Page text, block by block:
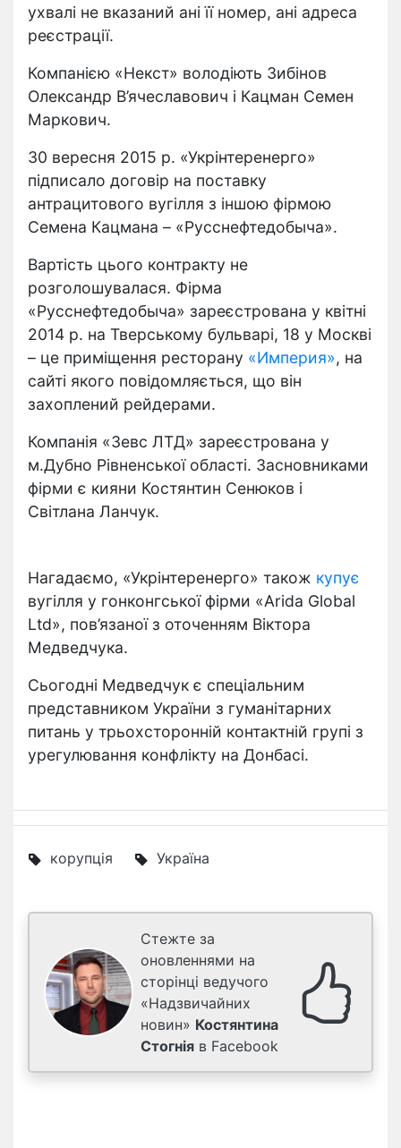
ухвалі не вказаний ані її номер, ані адреса
реєстрації.
Компанією «Некст» володіють Зибінов
Олександр В’ячеславович і Кацман Семен
Маркович.
30 вересня 2015 р. «Укрінтеренерго»
підписало договір на поставку
антрацитового вугілля з іншою фірмою
Семена Кацмана – «Русснефтедобыча».
Вартість цього контракту не
розголошувалася. Фірма
«Русснефтедобыча» зареєстрована у квітні
2014 р. на Тверському бульварі, 18 у Москві
– це приміщення ресторану «Империя», на
сайті якого повідомляється, що він
захоплений рейдерами.
Компанія «Зевс ЛТД» зареєстрована у
м.Дубно Рівненської області. Засновниками
фірми є кияни Костянтин Сенюков і
Світлана Ланчук.
Нагадаємо, «Укрінтеренерго» також купує
вугілля у гонконгської фірми «Arida Global
Ltd», пов’язаної з оточенням Віктора
Медведчука.
Сьогодні Медведчук є спеціальним
представником України з гуманітарних
питань у трьохсторонній контактній групі з
урегулювання конфлікту на Донбасі.
корупція Україна
Стежте за
оновленнями на
сторінці ведучого
«Надзвичайних
новин» Костянтина
Стогнія в Facebook